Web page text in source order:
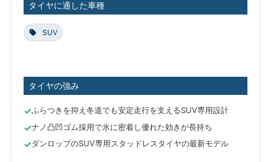
タイヤに適した車種
SUV
タイヤの強み
ふらつきを抑え冬道でも安定走行を支えるSUV専用設計
ナノ凸凹ゴム採用で氷に密着し優れた効きが長持ち
ダンロップのSUV専用スタッドレスタイヤの最新モデル